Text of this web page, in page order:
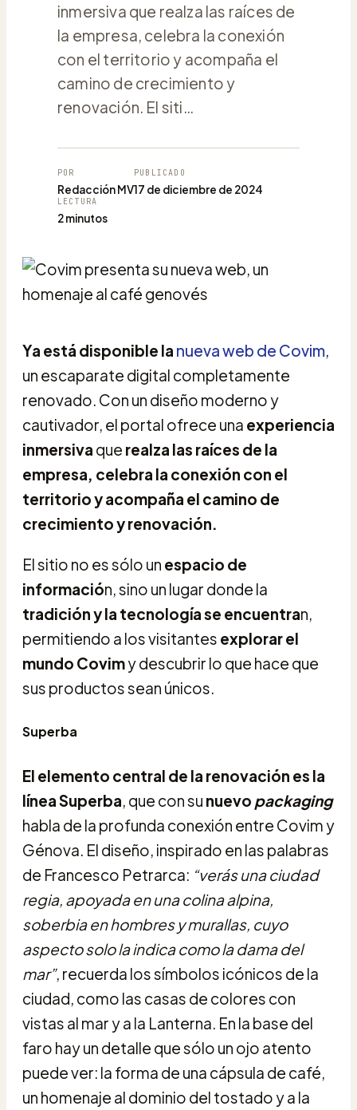
inmersiva que realza las raíces de
la empresa, celebra la conexión
con el territorio y acompaña el
camino de crecimiento y
renovación. El siti…
POR
Redacción MV
PUBLICADO
17 de diciembre de 2024
LECTURA
2 minutos
Ya está disponible la nueva web de Covim,
un escaparate digital completamente
renovado. Con un diseño moderno y
cautivador, el portal ofrece una experiencia
inmersiva que realza las raíces de la
empresa, celebra la conexión con el
territorio y acompaña el camino de
crecimiento y renovación.
El sitio no es sólo un espacio de
información, sino un lugar donde la
tradición y la tecnología se encuentran,
permitiendo a los visitantes explorar el
mundo Covimy descubrir lo que hace que
sus productos sean únicos.
Superba
El elemento central de la renovación es la
línea Superba, que con su nuevo packaging
habla de la profunda conexión entre Covim y
Génova. El diseño, inspirado en las palabras
de Francesco Petrarca: “verás una ciudad
regia, apoyada en una colina alpina,
soberbia en hombres y murallas, cuyo
aspecto solo la indica como la dama del
mar”, recuerda los símbolos icónicos de la
ciudad, como las casas de colores con
vistas al mar y a la Lanterna. En la base del
faro hay un detalle que sólo un ojo atento
puede ver: la forma de una cápsula de café,
un homenaje al dominio del tostado y a la